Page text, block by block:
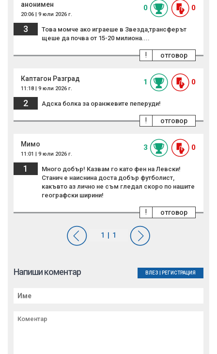
анонимен
20:06 | 9 юли 2026 г.
0 0
3
Това момче ако играеше в Звезда,трансферът
щеше да почва от 15-20 милиона....
отговор
!
Каптагон Разград
11:18 | 9 юли 2026 г.
1 0
2 Адска болка за оранжевите пеперуди!
отговор
!
Мимо
11:01 | 9 юли 2026 г.
3 0
1
Много добър! Казвам го като фен на Левски!
Станич е наиснина доста добър футболист,
какъвто аз лично не съм гледал скоро по нашите
географски ширини!
отговор
!
Напиши коментар ВЛЕЗ РЕГИСТРАЦИЯ